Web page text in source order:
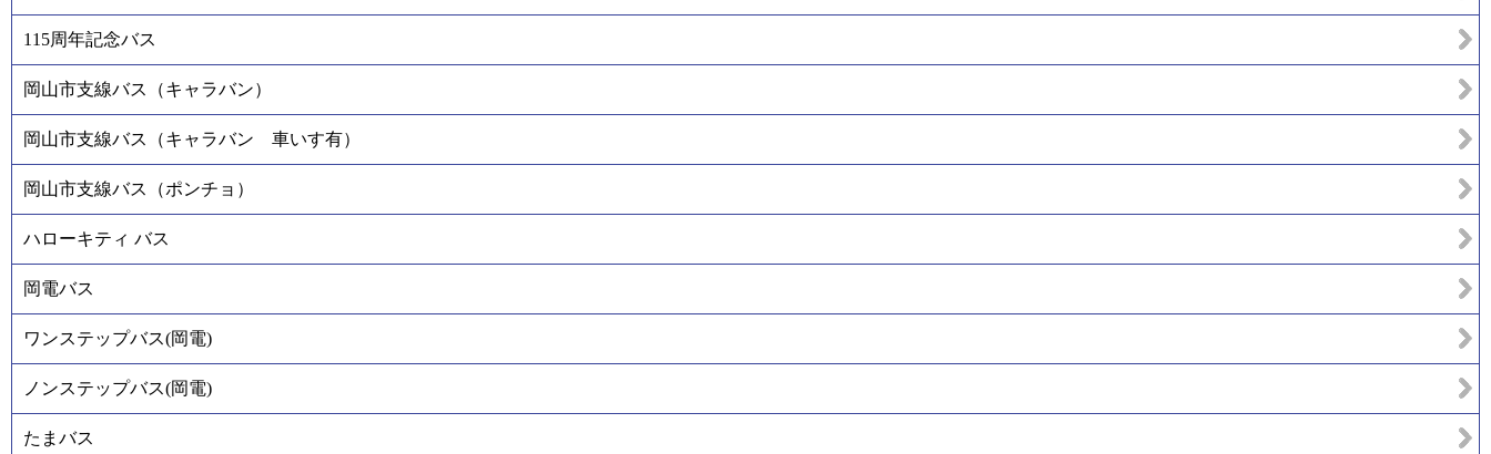
115周年記念バス
岡山市支線バス（キャラバン）
岡山市支線バス（キャラバン 車いす有）
岡山市支線バス（ポンチョ）
ハローキティ バス
岡電バス
ワンステップバス(岡電)
ノンステップバス(岡電)
たまバス